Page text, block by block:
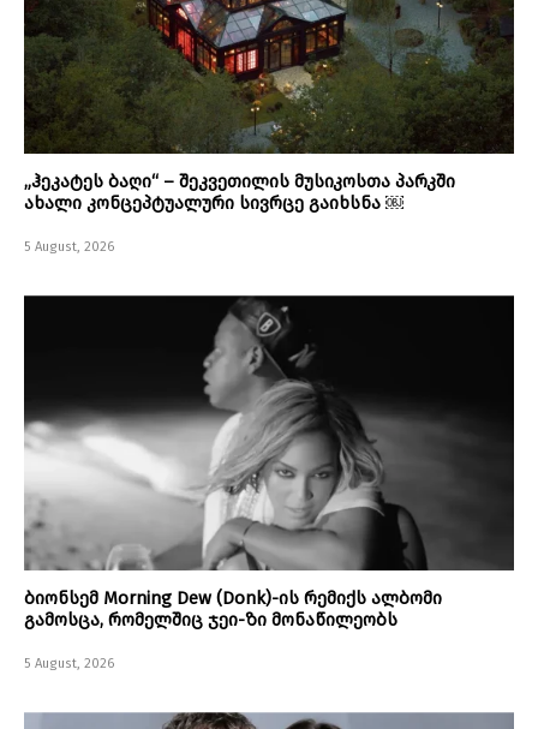
„ჰეკატეს ბაღი“ – შეკვეთილის მუსიკოსთა პარკში
ახალი კონცეპტუალური სივრცე გაიხსნა ￼
5 August, 2026
ბიონსემ Morning Dew (Donk)-ის რემიქს ალბომი
გამოსცა, რომელშიც ჯეი-ზი მონაწილეობს
5 August, 2026